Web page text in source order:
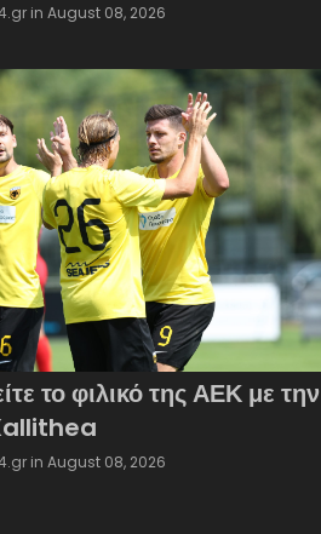
August 08, 2026
το φιλικό της ΑΕΚ με την
August 08, 2026